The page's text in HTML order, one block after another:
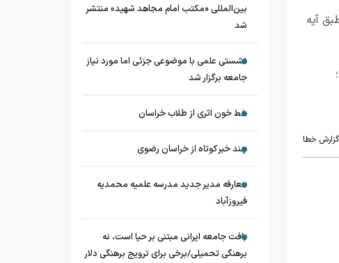
آیه
گزارش خطا
بین‌المللی «مکتب امام مجاهد شهید» منتشر
شد
نشستی علمی با موضوعی جزئی اما مورد نیاز
جامعه برگزار شد
خط خون اثری از طلاب خراسان
چند خبر کوتاه از خراسان رضوی
معارفه مدیر جدید مدرسه علمیه محمدیه
فیروزآباد
بافت جامعه ایرانی مبتنی بر حیا است، نه
برهنگی تحمیلی/برخی برای ترویج برهنگی دلار